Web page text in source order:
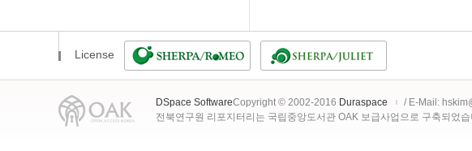
License
DSpace SoftwareCopyright © 2002-2016 Duraspace
/ E-Mail:
전북연구원 리포지터리는 국립중앙도서관 OAK 보급사업으로 구축되었